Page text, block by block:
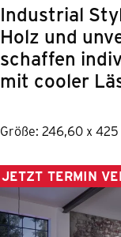
Industrial
Holz und
schaffen
mit cooler
Größe: 246,60 x 425
JETZT TERMIN